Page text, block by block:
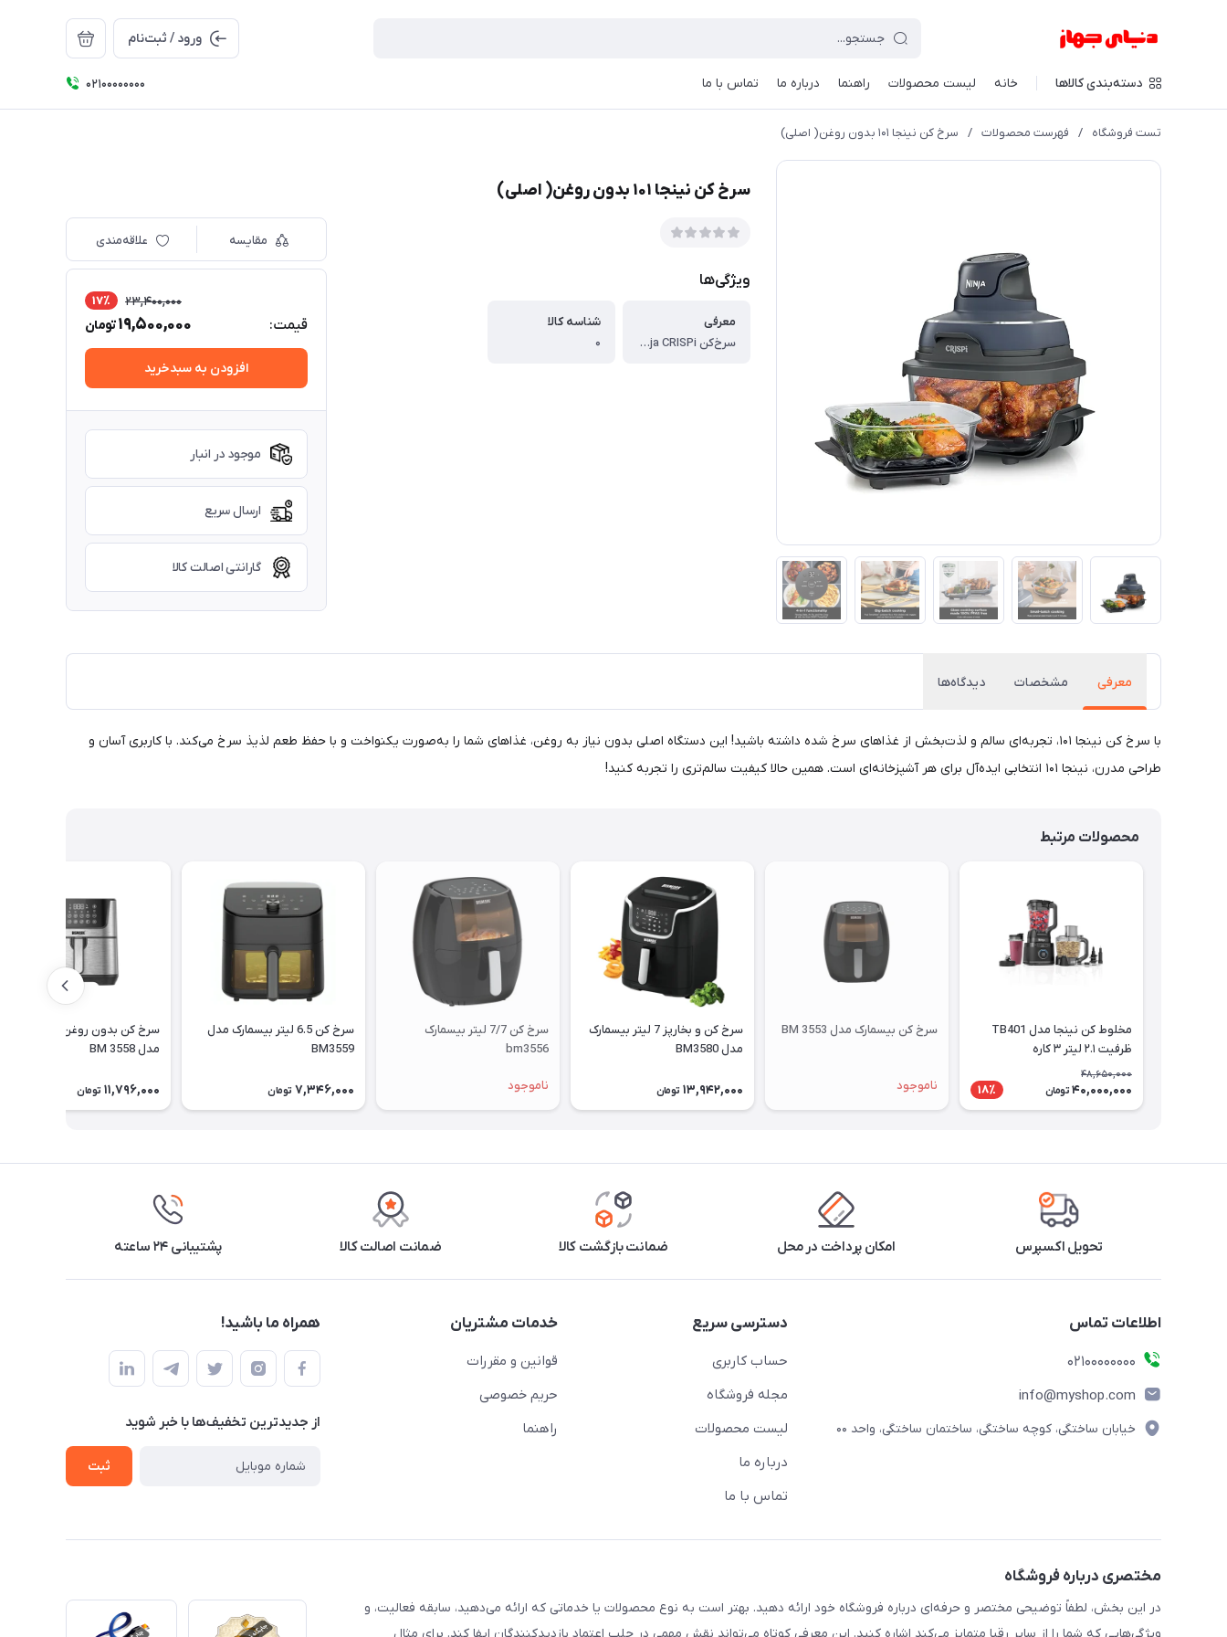
ورود / ثبت‌نام
دسته‌بندی کالاها خانه لیست محصولات راهنما درباره ما تماس با ما ۰۲۱۰۰۰۰۰۰۰۰
تست فروشگاه / فهرست محصولات / سرخ کن نینجا ۱۰۱ بدون روغن( اصلی)
سرخ کن نینجا ۱۰۱ بدون روغن( اصلی)
ویژگی‌ها
معرفی
سرخ‌کن Ninja CRISPi با توان ۱۷۰۰ وات، عملکردی کامل در طراحی جمع‌وجور ارائه می‌دهد؛ مناسب برای آشپزخانه‌های کوچک، خانه‌های دانشجویی و استفاده روزمره. این دستگاه با چهار عملکرد هوشمند شامل سرخ‌کردن با هوا، برشته‌سازی، گرم نگه‌داشتن و تازه‌سازی غذا، بدون نیاز به روغن زیاد، غذاهایی سالم و ترد برایتان آماده می‌کند. دارای دو ظرف شیشه‌ای مقاوم در برابر حرارت با ظرفیت‌های ۳.۸ لیتر (مناسب برای پخت مرغ کامل و سبزیجات) و ۱.۴ لیتر (برای وعده‌های کوچکتر یا پخت هم‌زمان) است. ظروف فاقد مواد مضر PFAS بوده، ضدضربه و قابل شست‌وشو در ماشین ظرفشویی هستند. با درب‌های همراه می‌توانید غذا را مستقیماً سرو کرده یا باقیمانده را نگهداری کنید.
شناسه کالا
۰
مقایسه علاقه‌مندی
قیمت:
23,400,000 17٪
19,500,000تومان
افزودن به سبدخرید
موجود در انبار
ارسال سریع
گارانتی اصالت کالا
معرفی مشخصات دیدگاه‌ها
با سرخ کن نینجا ۱۰۱، تجربه‌ای سالم و لذت‌بخش از غذاهای سرخ شده داشته باشید! این دستگاه اصلی بدون نیاز به روغن، غذاهای شما را به‌صورت یکنواخت و با حفظ طعم لذیذ سرخ می‌کند. با کاربری آسان و
طراحی مدرن، نینجا ۱۰۱ انتخابی ایده‌آل برای هر آشپزخانه‌ای است. همین حالا کیفیت سالم‌تری را تجربه کنید!
محصولات مرتبط
مخلوط کن نینجا مدل TB401
ظرفیت ۲.۱ لیتر ۳ کاره
48,650,000
40,000,000 تومان 18٪
سرخ کن بیسمارک مدل BM 3553
ناموجود
سرخ کن و بخارپز 7 لیتر بیسمارک
مدل BM3580
13,942,000 تومان
سرخ کن 7/7 لیتر بیسمارک
bm3556
ناموجود
سرخ کن 6.5 لیتر بیسمارک مدل
BM3559
7,346,000 تومان
سرخ کن بدون روغن بیسمارک
مدل BM 3558
11,796,000 تومان
تحویل اکسپرس امکان پرداخت در محل ضمانت بازگشت کالا ضمانت اصالت کالا پشتیبانی ۲۴ ساعته
اطلاعات تماس
۰۲۱۰۰۰۰۰۰۰۰
info@myshop.com
خیابان ساختگی، کوچه ساختگی، ساختمان ساختگی، واحد ۰۰
دسترسی سریع
حساب کاربری
مجله فروشگاه
لیست محصولات
درباره ما
تماس با ما
خدمات مشتریان
قوانین و مقررات
حریم خصوصی
راهنما
همراه ما باشید!
از جدید‌ترین تخفیف‌ها با‌ خبر شوید
ثبت
مختصری درباره فروشگاه
در این بخش، لطفاً توضیحی مختصر و حرفه‌ای درباره فروشگاه خود ارائه دهید. بهتر است به نوع محصولات یا خدماتی که ارائه می‌دهید، سابقه فعالیت، و